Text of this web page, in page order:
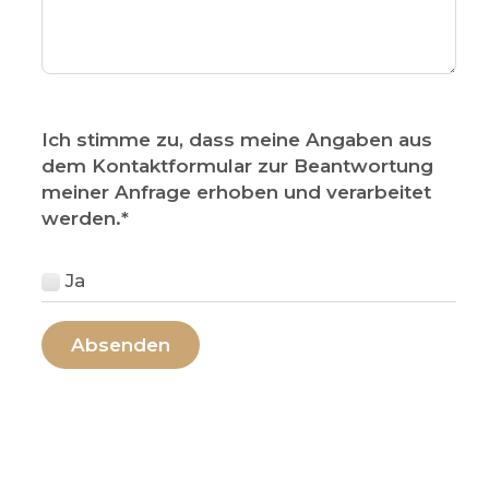
Ich stimme zu, dass meine Angaben aus
dem Kontaktformular zur Beantwortung
meiner Anfrage erhoben und verarbeitet
werden.*
Ja